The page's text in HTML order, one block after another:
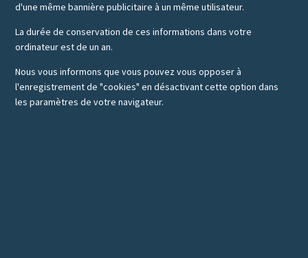
d'une même bannière publicitaire à un même utilisateur.
La durée de conservation de ces informations dans votre
ordinateur est de un an.
Nous vous informons que vous pouvez vous opposer à
l'enregistrement de "cookies" en désactivant cette option dans
les paramètres de votre navigateur.